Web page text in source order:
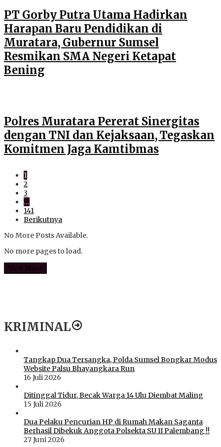
PT Gorby Putra Utama Hadirkan
Harapan Baru Pendidikan di
Muratara, Gubernur Sumsel
Resmikan SMA Negeri Ketapat
Bening
Polres Muratara Pererat Sinergitas
dengan TNI dan Kejaksaan, Tegaskan
Komitmen Jaga Kamtibmas
1
2
3
…
141
Berikutnya
No More Posts Available.
No more pages to load.
View More
KRIMINAL
Tangkap Dua Tersangka, Polda Sumsel Bongkar Modus
Website Palsu Bhayangkara Run
16 Juli 2026
Ditinggal Tidur, Becak Warga 14 Ulu Diembat Maling
15 Juli 2026
Dua Pelaku Pencurian HP di Rumah Makan Saganta
Berhasil Dibekuk Anggota Polsekta SU II Palembang !!
27 Juni 2026